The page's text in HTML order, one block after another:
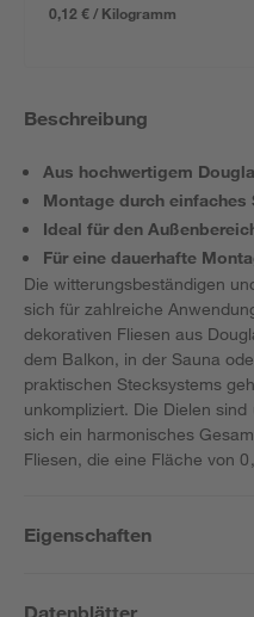
0,12 € / Kilogramm
Beschreibung
Aus hochwertigem
Montage durch einfaches
Ideal für den
Für eine dauerhafte
Die witterungsbeständigen
sich für zahlreiche
dekorativen Fliesen aus
dem Balkon, in der Sauna
praktischen Stecksystems
unkompliziert. Die Dielen
sich ein harmonisches
Fliesen, die eine Fläche von
Eigenschaften
Datenblätter